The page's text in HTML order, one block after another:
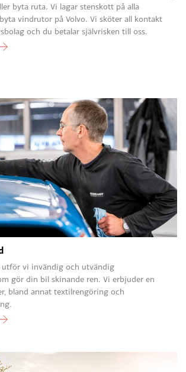
byta ruta. Vi lagar stenskott på alla
vindrutor på Volvo. Vi sköter all kontakt
och du betalar självrisken till oss.
utför vi invändig och utvändig
gör din bil skinande ren. Vi erbjuder en
bland annat textilrengöring och